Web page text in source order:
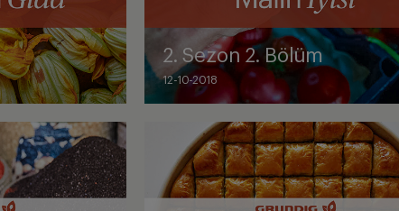
12-10-2018
2. Sezon 2. Bölüm